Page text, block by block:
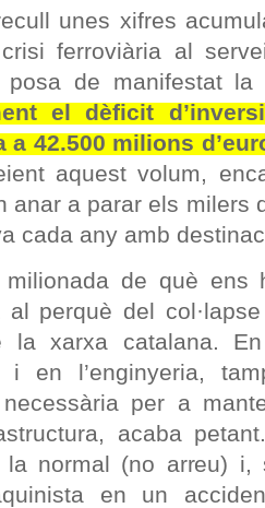
unes xifres
crisi ferroviària al
posa de manifestat
el dèficit
a 42.500 milions
aquest volum,
anar a parar els milers
cada any amb
milionada de què ens
al perquè del
la xarxa catalana.
i en l’enginyeria,
per a
acaba
la normal (no arreu) i,
en un